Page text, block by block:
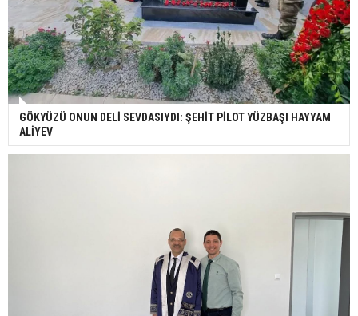
GÖKYÜZÜ ONUN DELİ SEVDASIYDI: ŞEHİT PİLOT YÜZBAŞI HAYYAM
ALİYEV